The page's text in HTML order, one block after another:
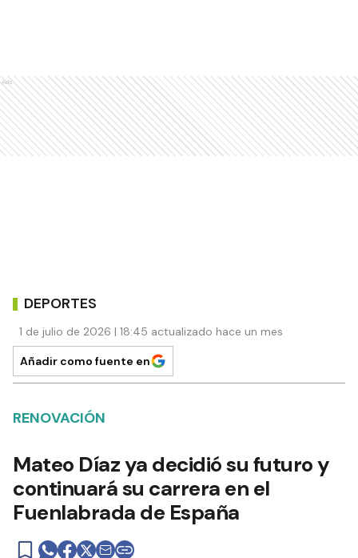
Ads
DEPORTES
1 de julio de 2026 | 18:45 actualizado hace un mes
Añadir como fuente en
RENOVACIÓN
Mateo Díaz ya decidió su futuro y
continuará su carrera en el
Fuenlabrada de España